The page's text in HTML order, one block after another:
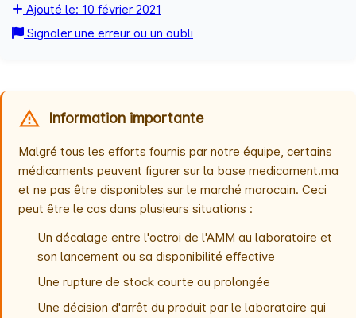
Ajouté le: 10 février 2021
Signaler une erreur ou un oubli
Information importante
Malgré tous les efforts fournis par notre équipe, certains
médicaments peuvent figurer sur la base medicament.ma
et ne pas être disponibles sur le marché marocain. Ceci
peut être le cas dans plusieurs situations :
Un décalage entre l'octroi de l'AMM au laboratoire et
son lancement ou sa disponibilité effective
Une rupture de stock courte ou prolongée
Une décision d'arrêt du produit par le laboratoire qui